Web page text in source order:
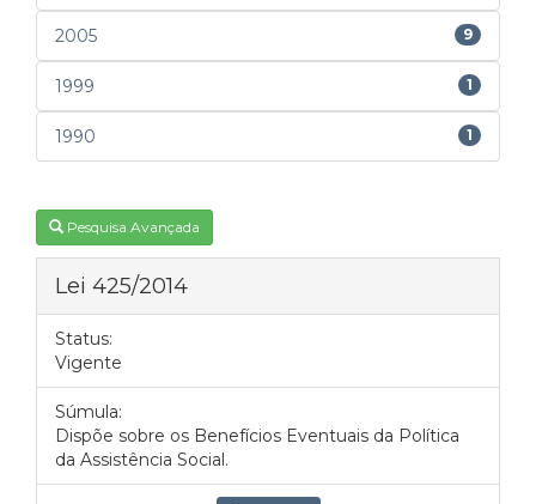
2005 9
1999 1
1990 1
Pesquisa Avançada
Lei 425/2014
Status:
Vigente
Súmula:
Dispõe sobre os Benefícios Eventuais da Política
da Assistência Social.